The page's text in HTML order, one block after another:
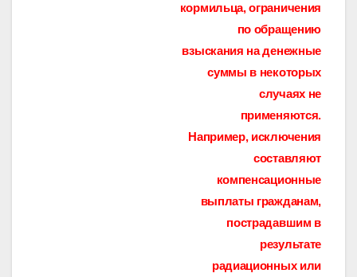
кормильца, ограничения
по обращению
взыскания на денежные
суммы в некоторых
случаях не
применяются.
Например, исключения
составляют
компенсационные
выплаты гражданам,
пострадавшим в
результате
радиационных или